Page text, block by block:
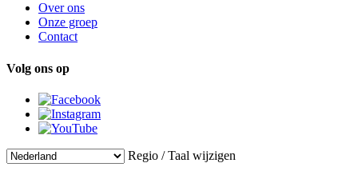
Over ons
Onze groep
Contact
Volg ons op
Regio / Taal wijzigen